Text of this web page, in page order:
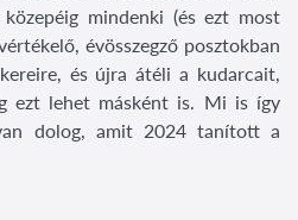
mindenki (és ezt most
évösszegző posztokban
és újra átéli a kudarcait,
ezt lehet másként is. Mi is így
dolog, amit 2024 tanított a